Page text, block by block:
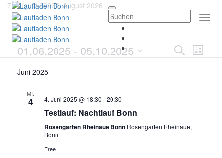
7. August 20267. August 2026
Suche
SucheListe
01.06.2025 - 05.10.2025
wählen.
Juni 2025
MI.
4 4. Juni 2025 @ 18:30 -20:30
Testlauf: Nachtlauf Bonn
Rosengarten Rheinaue Bonn Rosengarten Rheinaue,
Bonn
Free